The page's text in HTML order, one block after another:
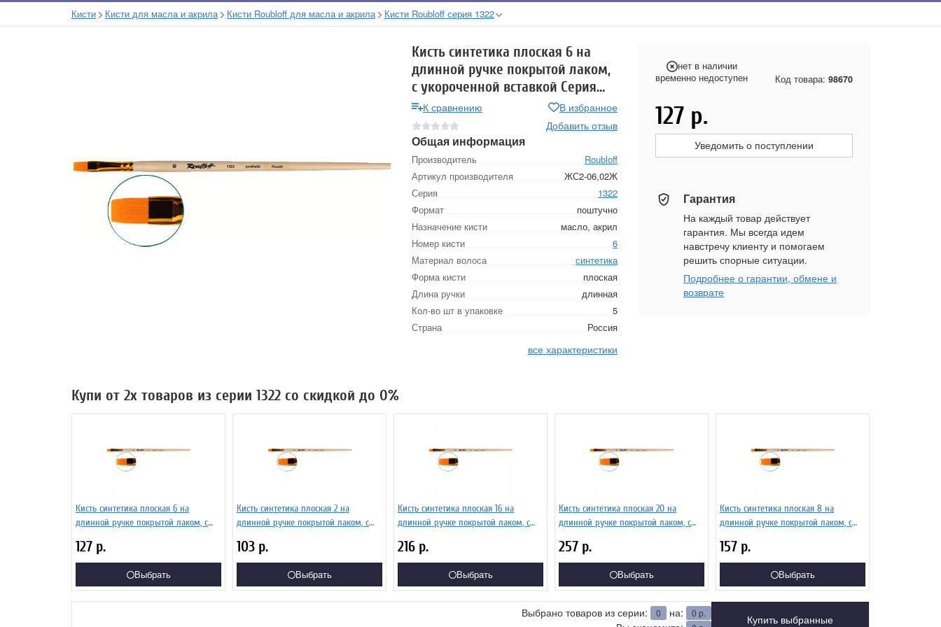
Кисти Кисти для масла и акрила Кисти Roubloff для масла и акрила Кисти Roubloff серия 1322
Кисть синтетика плоская 6 на
длинной ручке покрытой лаком,
с укороченной вставкой Серия
1322 ЖС2-06,02Ж
К сравнению
В избранное
Добавить отзыв
Общая информация
Производитель
Roubloff
Артикул производителя
ЖС2-06,02Ж
Серия
1322
Формат
поштучно
Назначение кисти
масло, акрил
Номер кисти
6
Материал волоса
синтетика
Форма кисти
плоская
Длина ручки
длинная
Кол-во шт в упаковке
5
Страна
Россия
все характеристики
нет в наличии
временно недоступен
Код товара: 98670
127 р.
Уведомить о поступлении
Гарантия
На каждый товар действует
гарантия. Мы всегда идем
навстречу клиенту и помогаем
решить спорные ситуации.
Подробнее о гарантии, обмене и
возврате
Купи от 2х товаров из серии 1322 со скидкой до 0%
Кисть синтетика плоская 6 на
длинной ручке покрытой лаком, с
ЖС2-06,02Ж
127 р.
Выбрать
Кисть синтетика плоская 2 на
длинной ручке покрытой лаком, с
ЖС2-02,02Ж
103 р.
Выбрать
Кисть синтетика плоская 16 на
длинной ручке покрытой лаком, с
ЖС2-16,02Ж
216 р.
Выбрать
Кисть синтетика плоская 20 на
длинной ручке покрытой лаком, с
ЖС2-0,02Ж
257 р.
Выбрать
Кисть синтетика плоская 8 на
длинной ручке покрытой лаком, с
ЖС2-08,02Ж
157 р.
Выбрать
Выбрано товаров из серии: 0 на: 0 р.
Купить выбранные